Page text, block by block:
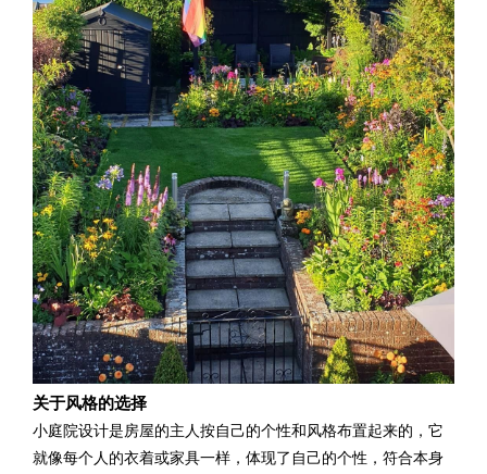
关于风格的选择
小庭院设计是房屋的主人按自己的个性和风格布置起来的， 它
就像每个人的衣着或家具一样， 体现了自己的个性， 符合本身